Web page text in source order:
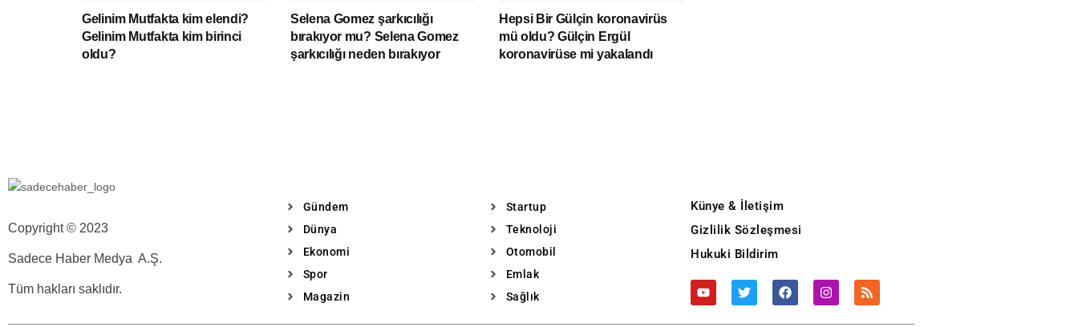
Gelinim Mutfakta kim elendi?
Gelinim Mutfakta kim birinci
oldu?
Selena Gomez şarkıcılığı
bırakıyor mu? Selena Gomez
şarkıcılığı neden bırakıyor
Hepsi Bir Gülçin koronavirüs
mü oldu? Gülçin Ergül
koronavirüse mi yakalandı
Copyright © 2023
Sadece Haber Medya A.Ş.
Tüm hakları saklıdır.
Gündem
Dünya
Ekonomi
Spor
Magazin
Startup
Teknoloji
Otomobil
Emlak
Sağlık
Künye & İletişim
Gizlilik Sözleşmesi
Hukuki Bildirim